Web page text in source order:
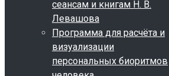
сеансам и книгам Н. В.
Левашова
Программа для расчёта и
визуализации
персональных биоритмов